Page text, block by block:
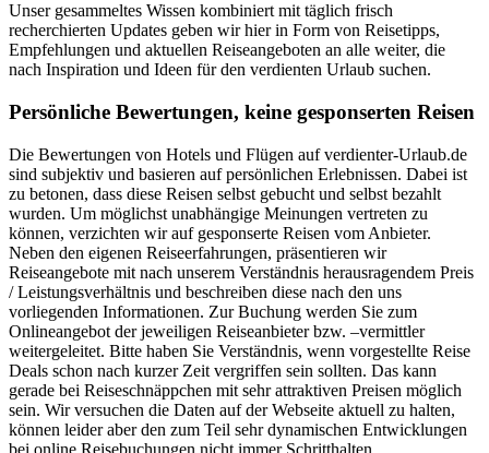
Unser gesammeltes Wissen kombiniert mit täglich frisch
recherchierten Updates geben wir hier in Form von Reisetipps,
Empfehlungen und aktuellen Reiseangeboten an alle weiter, die
nach Inspiration und Ideen für den verdienten Urlaub suchen.
Persönliche Bewertungen, keine gesponserten Reisen
Die Bewertungen von Hotels und Flügen auf verdienter-Urlaub.de
sind subjektiv und basieren auf persönlichen Erlebnissen. Dabei ist
zu betonen, dass diese Reisen selbst gebucht und selbst bezahlt
wurden. Um möglichst unabhängige Meinungen vertreten zu
können, verzichten wir auf gesponserte Reisen vom Anbieter.
Neben den eigenen Reiseerfahrungen, präsentieren wir
Reiseangebote mit nach unserem Verständnis herausragendem Preis
/ Leistungsverhältnis und beschreiben diese nach den uns
vorliegenden Informationen. Zur Buchung werden Sie zum
Onlineangebot der jeweiligen Reiseanbieter bzw. –vermittler
weitergeleitet. Bitte haben Sie Verständnis, wenn vorgestellte Reise
Deals schon nach kurzer Zeit vergriffen sein sollten. Das kann
gerade bei Reiseschnäppchen mit sehr attraktiven Preisen möglich
sein. Wir versuchen die Daten auf der Webseite aktuell zu halten,
können leider aber den zum Teil sehr dynamischen Entwicklungen
bei online Reisebuchungen nicht immer Schritthalten.